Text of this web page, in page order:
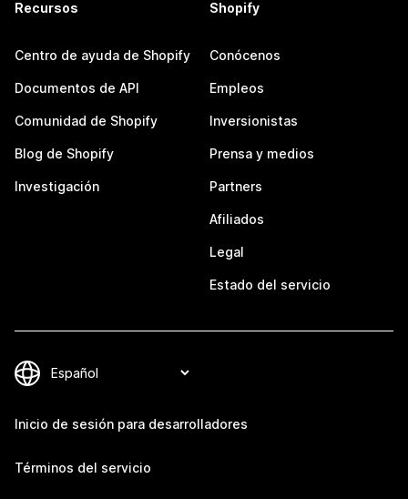
Recursos
Centro de ayuda de Shopify
Documentos de API
Comunidad de Shopify
Blog de Shopify
Investigación
Shopify
Conócenos
Empleos
Inversionistas
Prensa y medios
Partners
Afiliados
Legal
Estado del servicio
Inicio de sesión para desarrolladores
Términos del servicio